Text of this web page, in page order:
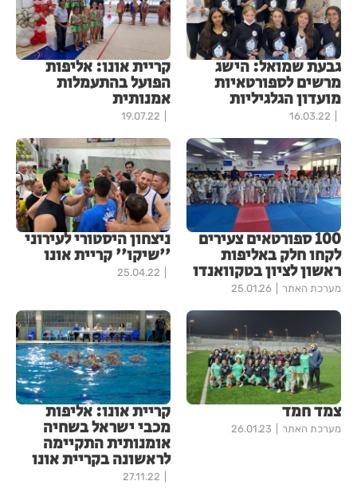
גבעת שמואל: הישג
מרשים לספורטאיות
מועדון הגלגיליות
16.03.22
קריית אונו: אליפות
הפועל בהתעמלות
אמנותית
19.07.22
100 ספורטאים צעירים
לקחו חלק באליפות
ראשון לציון בטקוואנדו
מערכת האתר 25.01.26
ניצחון היסטורי לעירוני
''שיקו'' קריית אונו
25.04.22
צמד חמד
מערכת האתר 26.01.23
קריית אונו: אליפות
מכבי ישראל בשחיה
אומנותית התקיימה
לראשונה בקריית אונו
27.11.22